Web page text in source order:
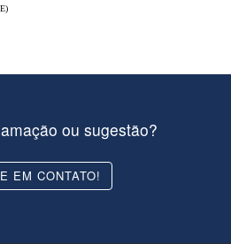
ou sugestão?
EM CONTATO!